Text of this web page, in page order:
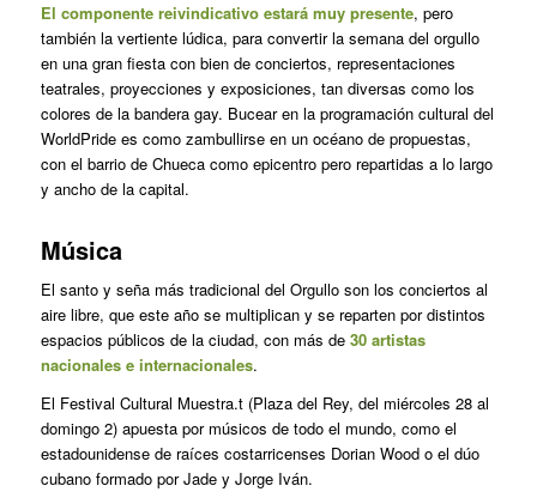
El componente reivindicativo estará muy presente, pero
también la vertiente lúdica, para convertir la semana del orgullo
en una gran fiesta con bien de conciertos, representaciones
teatrales, proyecciones y exposiciones, tan diversas como los
colores de la bandera gay. Bucear en la programación cultural del
WorldPride es como zambullirse en un océano de propuestas,
con el barrio de Chueca como epicentro pero repartidas a lo largo
y ancho de la capital.
Música
El santo y seña más tradicional del Orgullo son los conciertos al
aire libre, que este año se multiplican y se reparten por distintos
espacios públicos de la ciudad, con más de 30 artistas
nacionales e internacionales.
El Festival Cultural Muestra.t (Plaza del Rey, del miércoles 28 al
domingo 2) apuesta por músicos de todo el mundo, como el
estadounidense de raíces costarricenses Dorian Wood o el dúo
cubano formado por Jade y Jorge Iván.